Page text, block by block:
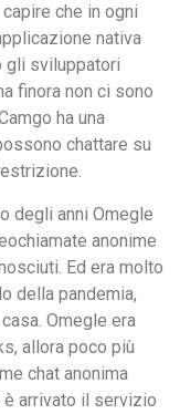
che in ogni
nativa
gli sviluppatori
finora non ci sono
ha una
chattare su
degli anni Omegle
anonime
Ed era molto
della pandemia,
Omegle era
allora poco più
chat anonima
è arrivato il servizio